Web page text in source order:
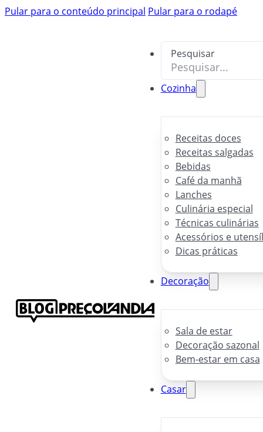
Pular para o conteúdo principal Pular para o rodapé
Pesquisar
Cozinha
Receitas doces
Receitas salgadas
Bebidas
Café da manhã
Lanches
Culinária especial
Técnicas culinárias
Acessórios e
Dicas práticas
Decoração
Sala de estar
Decoração sazonal
Bem-estar em casa
Casar
Pesquisar